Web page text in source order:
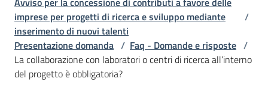
Novità
imprese per progetti di ricerca e sviluppo mediante
inserimento di nuovi talenti
/
Presentazione domanda / Faq - Domande e risposte /
La collaborazione con laboratori o centri di ricerca all’interno
del progetto è obbligatoria?